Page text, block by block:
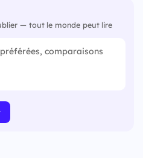
— tout le monde peut lire